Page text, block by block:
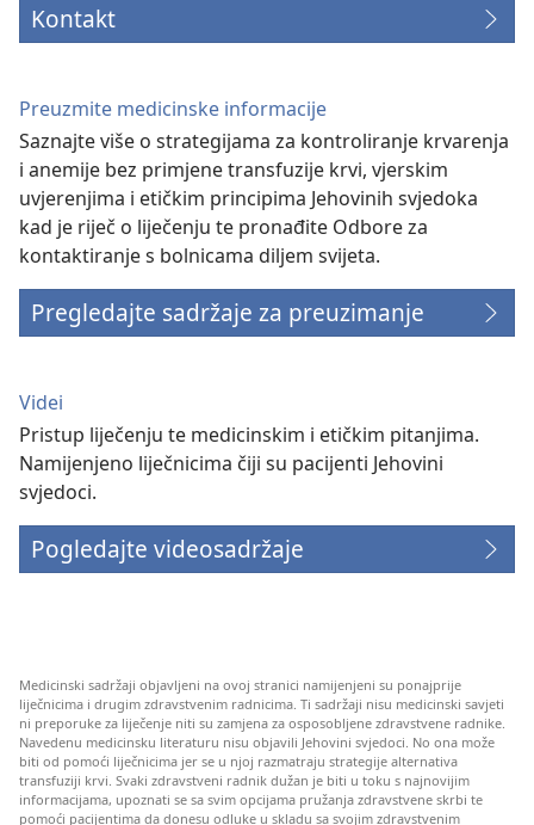
Kontakt
Preuzmite medicinske informacije
Saznajte više o strategijama za kontroliranje krvarenja
i anemije bez primjene transfuzije krvi, vjerskim
uvjerenjima i etičkim principima Jehovinih svjedoka
kad je riječ o liječenju te pronađite Odbore za
kontaktiranje s bolnicama diljem svijeta.
Pregledajte sadržaje za preuzimanje
Videi
Pristup liječenju te medicinskim i etičkim pitanjima.
Namijenjeno liječnicima čiji su pacijenti Jehovini
svjedoci.
Pogledajte videosadržaje
Medicinski sadržaji objavljeni na ovoj stranici namijenjeni su ponajprije
liječnicima i drugim zdravstvenim radnicima. Ti sadržaji nisu medicinski savjeti
ni preporuke za liječenje niti su zamjena za osposobljene zdravstvene radnike.
Navedenu medicinsku literaturu nisu objavili Jehovini svjedoci. No ona može
biti od pomoći liječnicima jer se u njoj razmatraju strategije alternativa
transfuziji krvi. Svaki zdravstveni radnik dužan je biti u toku s najnovijim
informacijama, upoznati se sa svim opcijama pružanja zdravstvene skrbi te
pomoći pacijentima da donesu odluke u skladu sa svojim zdravstvenim